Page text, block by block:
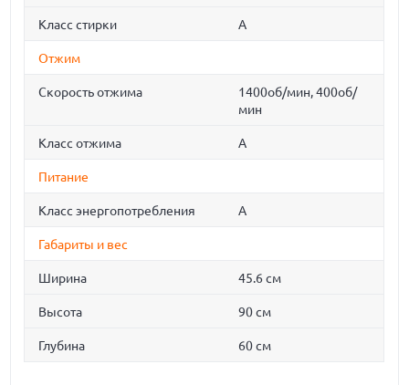
Класс стирки A
Отжим
Скорость отжима
1400об/мин, 400об/
мин
Класс отжима A
Питание
Класс энергопотребления A
Габариты и вес
Ширина 45.6 см
Высота 90 см
Глубина 60 см